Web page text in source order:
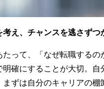
え、チャンスを逃さずつ
って、「なぜ転職する
明確にすることが大切。
ずは自分のキャリアの棚